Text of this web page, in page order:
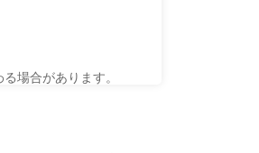
場合があります。